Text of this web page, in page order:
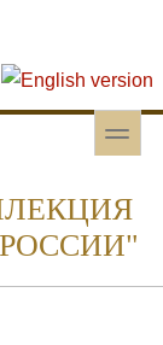
toggle